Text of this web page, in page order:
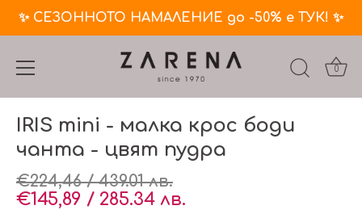
✨ СЕЗОННОТО НАМАЛЕНИЕ до -50% е ТУК! ✨
0
IRIS mini - малка крос боди
чанта - цвят пудра
€224,46 / 439.01 лв.
€145,89 / 285.34 лв.